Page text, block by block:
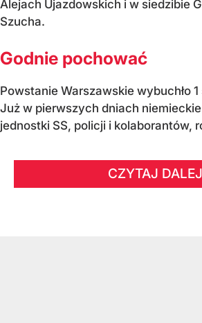
Alejach Ujazdowskich i w siedzibie
Szucha.
Godnie pochować
Powstanie Warszawskie wybuchło
Już w pierwszych dniach niemieckie
jednostki SS, policji i kolaborantów,
CZYTAJ DALEJ